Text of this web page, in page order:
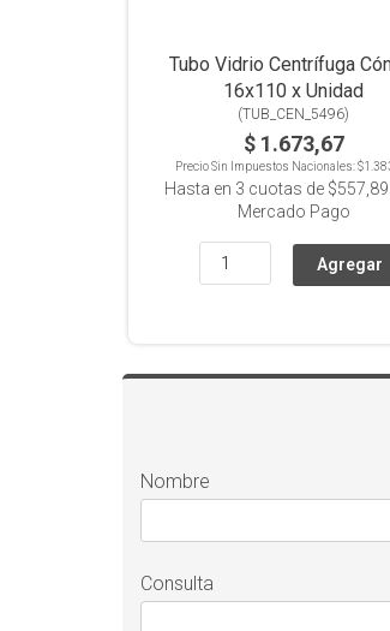
Tubo Vidrio Centrífuga
16x110 x Unidad
(TUB_CEN_5496)
$ 1.673,67
Precio Sin Impuestos Nacionales:
Hasta en 3 cuotas de $557,89
Mercado Pago
Nombre
Consulta